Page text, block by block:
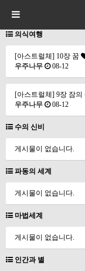
의식여행
[아스트럴체] 10장 꿈
우주나무
08-12
[아스트럴체] 9장 잠의
우주나무
08-12
수의 신비
게시물이 없습니다.
파동의 세계
게시물이 없습니다.
마법세계
게시물이 없습니다.
인간과 별